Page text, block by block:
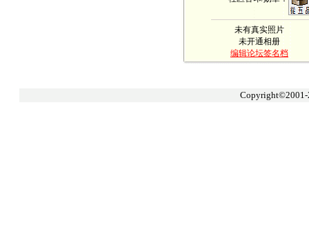
未有真实照片
未开通相册
编辑论坛签名档